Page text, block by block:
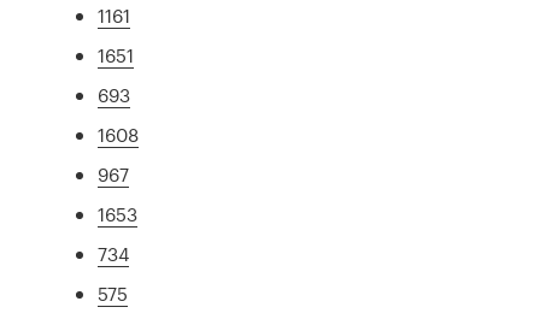
1161
1651
693
1608
967
1653
734
575